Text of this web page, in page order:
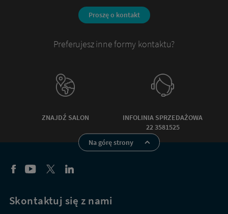
Proszę o kontakt
Preferujesz inne formy kontaktu?
ZNAJDŹ SALON
INFOLINIA SPRZEDAŻOWA
22 3581525
Na górę strony
Skontaktuj się z nami